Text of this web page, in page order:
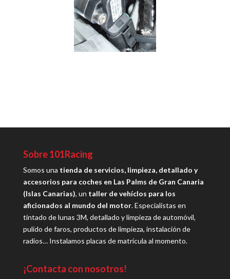
Sobre 101Racing
Somos una tienda de servicios, limpieza, detallado y
accesorios para coches en Las Palms de Gran Canaria
(Islas Canarias), un taller de vehíclos para los
aficionados al mundo del motor. Especialistas en
tintado de lunas 3M, detallado y limpieza de automóvil,
pulido de faros, productos de limpieza, instalación de
radios… Instalamos placas de matrícula al momento.
¡Contacta con nosotros!